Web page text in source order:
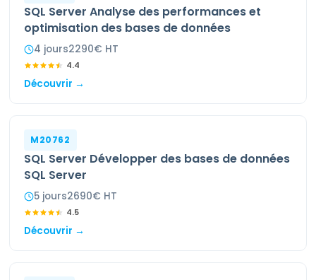
SQL Server Analyse des performances et
optimisation des bases de données
4 jours2290€ HT
4.4
Découvrir →
M20762
SQL Server Développer des bases de données
SQL Server
5jours2690€ HT
4.5
Découvrir →